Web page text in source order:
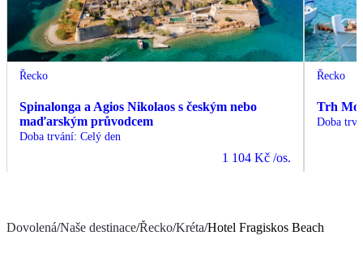
Řecko
Spinalonga a Agios Nikolaos s českým nebo
maďarským průvodcem
Doba trvání: Celý den
1 104 Kč /os.
Řecko
Trh
Doba
Dovolená/Naše destinace/Řecko/Kréta/Hotel Fragiskos Beach